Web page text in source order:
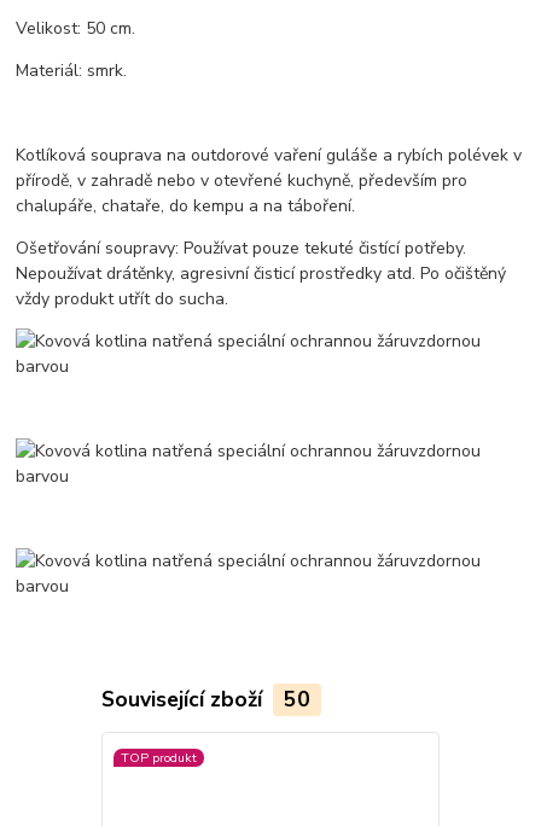
Velikost: 50 cm.
Materiál: smrk.
Kotlíková souprava na outdorové vaření guláše a rybích polévek v
přírodě, v zahradě nebo v otevřené kuchyně, především pro
chalupáře, chataře, do kempu a na táboření.
Ošetřování soupravy: Používat pouze tekuté čistící potřeby.
Nepoužívat drátěnky, agresivní čisticí prostředky atd. Po očištěný
vždy produkt utřít do sucha.
Související zboží 50
TOP produkt